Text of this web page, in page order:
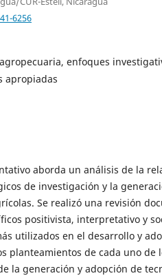
6256
enfoques
apropiadas
aborda un análisis de la
de investigación y la
Se realizó una revisión
positivista, interpretativo y
utilizados en el desarrollo y
planteamientos de cada uno de
la generación y adopción de